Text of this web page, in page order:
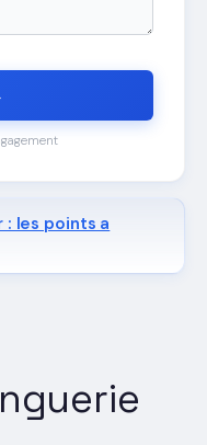
: les points a